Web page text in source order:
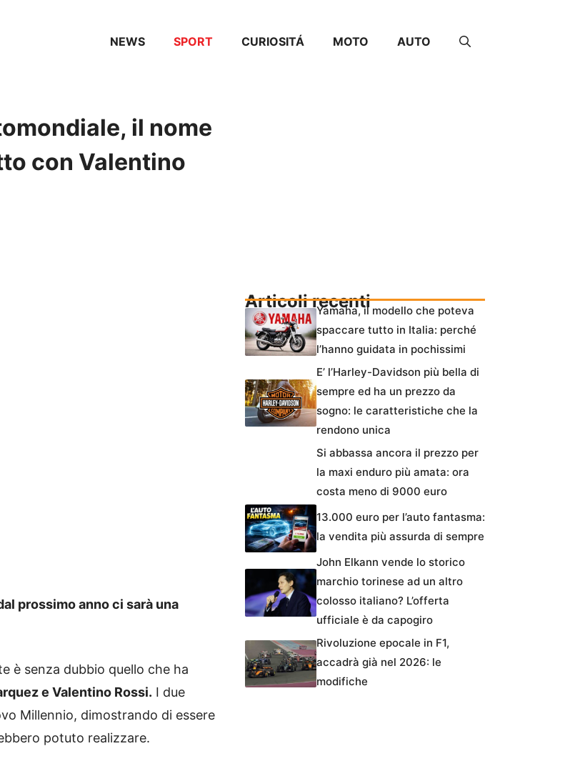
NEWS SPORT CURIOSITÁ MOTO AUTO
il nome
con Valentino
prossimo anno ci sarà una
è senza dubbio quello che ha
e Valentino Rossi. I due
Millennio, dimostrando di essere
potuto realizzare.
Articoli recentiYamaha, il modello che poteva
spaccare tutto in Italia: perché
l’hanno guidata in pochissimi
E’ l’Harley-Davidson più bella di
sempre ed ha un prezzo da
sogno: le caratteristiche che la
rendono unica
Si abbassa ancora il prezzo per
la maxi enduro più amata: ora
costa meno di 9000 euro
13.000 euro per l’auto fantasma:
la vendita più assurda di sempre
John Elkann vende lo storico
marchio torinese ad un altro
colosso italiano? L’offerta
ufficiale è da capogiro
Rivoluzione epocale in F1,
accadrà già nel 2026: le
modifiche